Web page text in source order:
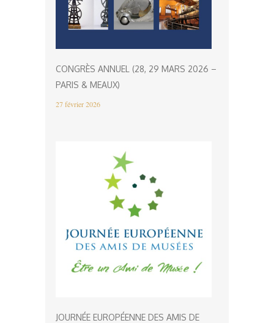
CONGRÈS ANNUEL (28, 29 MARS 2026 –
PARIS & MEAUX)
27 février 2026
JOURNÉE EUROPÉENNE DES AMIS DE